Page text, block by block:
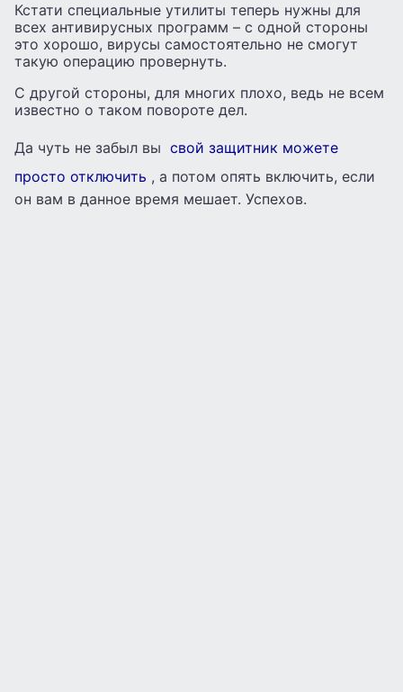
Кстати специальные утилиты теперь нужны для
всех антивирусных программ – с одной стороны
это хорошо, вирусы самостоятельно не смогут
такую операцию провернуть.
С другой стороны, для многих плохо, ведь не всем
известно о таком повороте дел.
Да чуть не забыл вы свой защитник можете
просто отключить , а потом опять включить, если
он вам в данное время мешает. Успехов.